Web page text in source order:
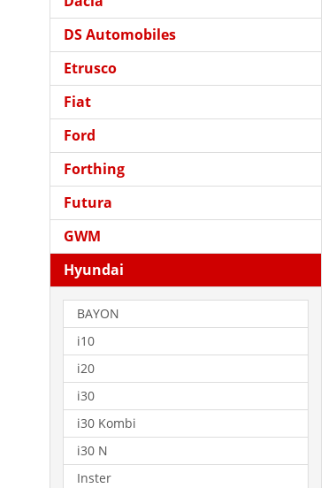
DS Automobiles
Etrusco
Fiat
Ford
Forthing
Futura
GWM
Hyundai
BAYON
i10
i20
i30
i30 Kombi
i30 N
Inster